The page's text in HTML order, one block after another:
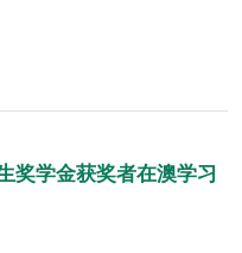
奖学金获奖者在澳学习